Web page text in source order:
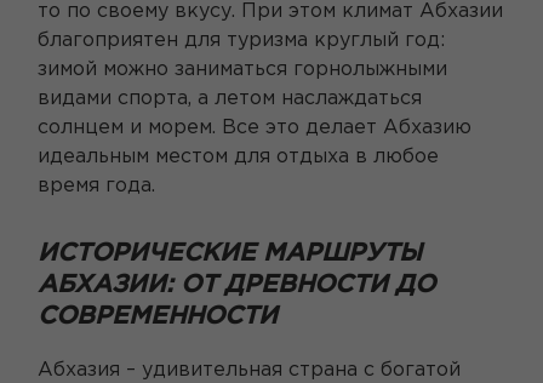
то по своему вкусу. При этом климат Абхазии
благоприятен для туризма круглый год:
зимой можно заниматься горнолыжными
видами спорта, а летом наслаждаться
солнцем и морем. Все это делает Абхазию
идеальным местом для отдыха в любое
время года.
ИСТОРИЧЕСКИЕ МАРШРУТЫ
АБХАЗИИ: ОТ ДРЕВНОСТИ ДО
СОВРЕМЕННОСТИ
Абхазия – удивительная страна с богатой